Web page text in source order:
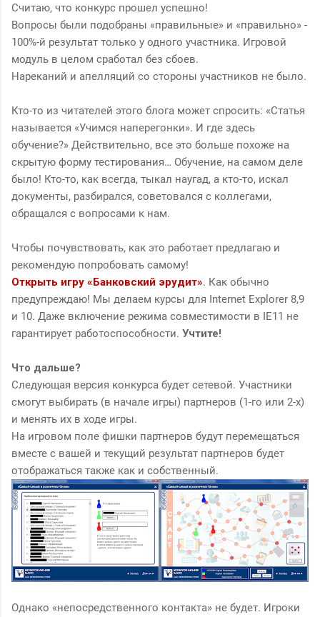
Считаю, что конкурс прошел успешно!
Вопросы были подобраны «правильные» и «правильно» -
100%-й результат только у одного участника. Игровой
модуль в целом сработал без сбоев.
Нареканий и апелляций со стороны участников не было.
Кто-то из читателей этого блога может спросить: «Статья
называется «Учимся наперегонки». И где здесь
обучение?» Действительно, все это больше похоже на
скрытую форму тестирования… Обучение, на самом деле
было! Кто-то, как всегда, тыкал наугад, а кто-то, искал
документы, разбирался, советовался с коллегами,
обращался с вопросами к нам.
Чтобы почувствовать, как это работает предлагаю и
рекомендую попробовать самому!
Открыть игру «Банковский эрудит». Как обычно
предупреждаю! Мы делаем курсы для Internet Explorer 8,9
и 10. Даже включение режима совместимости в IE11 не
гарантирует работоспособности. Учтите!
Что дальше?
Следующая версия конкурса будет сетевой. Участники
смогут выбирать (в начале игры) партнеров (1-го или 2-х)
и менять их в ходе игры.
На игровом поле фишки партнеров будут перемещаться
вместе с вашей и текущий результат партнеров будет
отображаться также как и собственный.
Однако «непосредственного контакта» не будет. Игроки